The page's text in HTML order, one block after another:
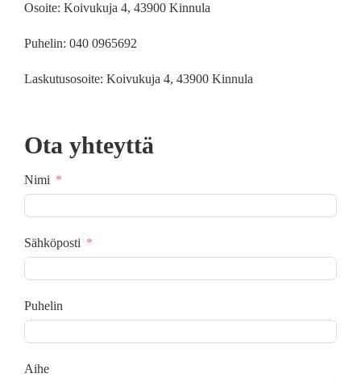
Osoite: Koivukuja 4, 43900 Kinnula
Puhelin: 040 0965692
Laskutusosoite: Koivukuja 4, 43900 Kinnula
Ota yhteyttä
Nimi
Sähköposti
Puhelin
Aihe